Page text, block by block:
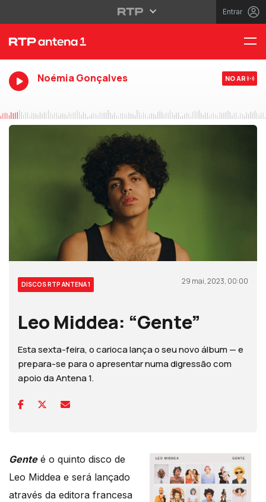
Entrar
Noémia Gonçalves NO AR
DISCOS RTP ANTENA 1 29 mai, 2023, 00:00
Leo Middea: “Gente”
Esta sexta-feira, o carioca lança o seu novo álbum — e
prepara-se para o apresentar numa digressão com
apoio da Antena 1.
Genteé o quinto disco de
Leo Middea e será lançado
através da editora francesa